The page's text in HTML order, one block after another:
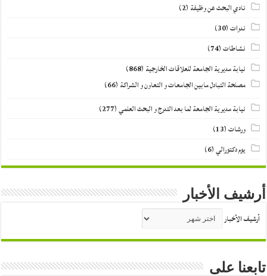
نادي البحث عن وظيفة (2)
ندوات(30)
نشاطات(74)
نيابة مديرية الجامعة للعلاقات الخارجية (868)
مصلحة التبادل مابين الجامعات و التعاون و الشراكة (66)
نيابة مديرية الجامعة لما بعد التدرج و البحث العلمي(277)
ورشات(13)
يوم دكتورالي(6)
أرشيف الأخبار
أرشيف الأخبار
تابعنا على